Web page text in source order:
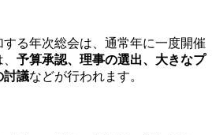
る年次総会は、通常年に一度開催
予算承認、理事の選出、大きなプ
討議などが行われます。